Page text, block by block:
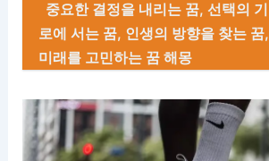
중요한 결정을 내리는 꿈, 선택의 기
로에 서는 꿈, 인생의 방향을 찾는 꿈,
미래를 고민하는 꿈 해몽